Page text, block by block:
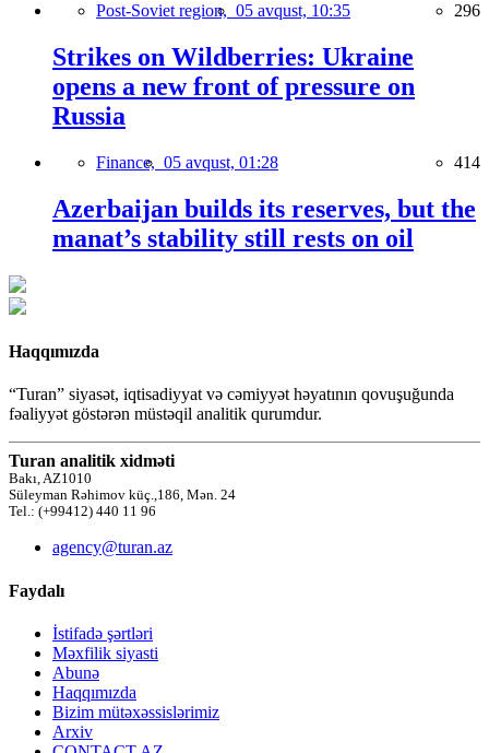
Post-Soviet region, 05 avqust, 10:35 296
Strikes on Wildberries: Ukraine
opens a new front of pressure on
Russia
Finance, 05 avqust, 01:28 414
Azerbaijan builds its reserves, but the
manat’s stability still rests on oil
Haqqımızda
“Turan” siyasət, iqtisadiyyat və cəmiyyət həyatının qovuşuğunda
fəaliyyət göstərən müstəqil analitik qurumdur.
Turan analitik xidməti
Bakı, AZ1010
Süleyman Rəhimov küç.,186, Mən. 24
Tel.: (+99412) 440 11 96
agency@turan.az
Faydalı
İstifadə şərtləri
Məxfilik siyasti
Abunə
Haqqımızda
Bizim mütəxəssislərimiz
Arxiv